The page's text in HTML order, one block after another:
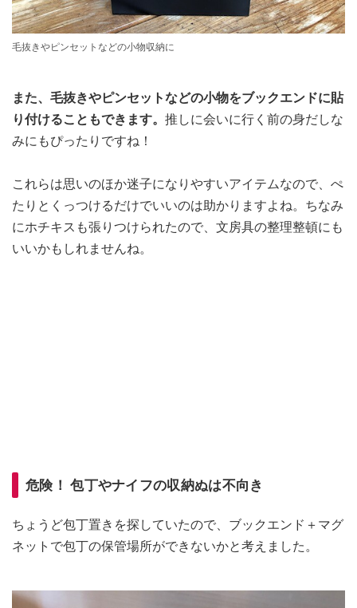
毛抜きやピンセットなどの小物収納に
また、毛抜きやピンセットなどの小物をブックエンドに貼
り付けることもできます。 推しに会いに行く前の身だしな
みにもぴったりですね！
これらは思いのほか迷子になりやすいアイテムなので、ぺ
たりとくっつけるだけでいいのは助かりますよね。ちなみ
にホチキスも張りつけられたので、文房具の整理整頓にも
いいかもしれませんね。
危険！ 包丁やナイフの収納ぬは不向き
ちょうど包丁置きを探していたので、ブックエンド＋マグ
ネットで包丁の保管場所ができないかと考えました。